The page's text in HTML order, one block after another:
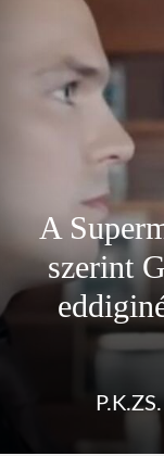
A
szerint
P.K.ZS.